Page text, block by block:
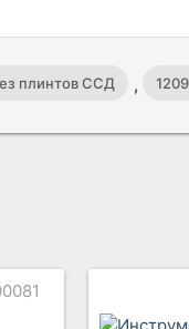
плинтов ССД ,